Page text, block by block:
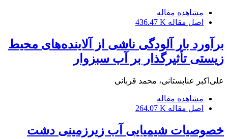
مشاهده مقاله
اصل مقاله 436.47 K
برآورد بار آلودگی ناشی از آلاینده‌های محیط
زیستی تأثیرگذار بر آب سبزوار
علی‌اکبر عنابستانی، محمد قربانی
مشاهده مقاله
اصل مقاله 264.07 K
خصوصیات شیمیایی آب زیرزمینی دشت